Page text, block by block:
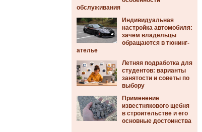
обслуживания
Индивидуальная
настройка автомобиля:
зачем владельцы
обращаются в тюнинг-
ателье
Летняя подработка для
студентов: варианты
занятости и советы по
выбору
Применение
известнякового щебня
в строительстве и его
основные достоинства